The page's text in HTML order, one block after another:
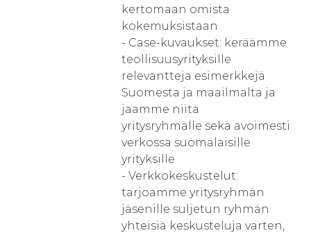
kertomaan omista
kokemuksistaan
- Case-kuvaukset: keräämme
teollisuusyrityksille
relevantteja esimerkkejä
Suomesta ja maailmalta ja
jaamme niitä
yritysryhmälle sekä avoimesti
verkossa suomalaisille
yrityksille
- Verkkokeskustelut:
tarjoamme yritysryhmän
jäsenille suljetun ryhmän
yhteisiä keskusteluja varten,